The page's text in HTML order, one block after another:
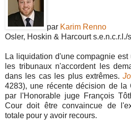
par Karim Renno
Osler, Hoskin & Harcourt s.e.n.c.r.l./
La liquidation d'une compagnie
les tribunaux n'accordent les
dans les cas les plus extrêmes.
4283), une récente décision de la
par l'Honorable juge François
Cour doit être convaincue de
totale pour y avoir recours.